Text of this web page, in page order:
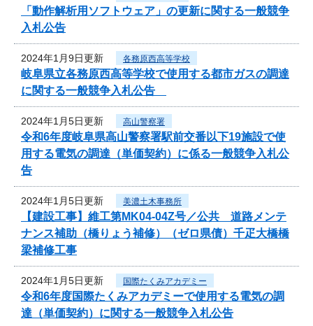
「動作解析用ソフトウェア」の更新に関する一般競争
入札公告
2024年1月9日更新 各務原西高等学校
岐阜県立各務原西高等学校で使用する都市ガスの調達
に関する一般競争入札公告
2024年1月5日更新 高山警察署
令和6年度岐阜県高山警察署駅前交番以下19施設で使
用する電気の調達（単価契約）に係る一般競争入札公
告
2024年1月5日更新 美濃土木事務所
【建設工事】維工第MK04-04Z号／公共 道路メンテ
ナンス補助（橋りょう補修）（ゼロ県債）千疋大橋橋
梁補修工事
2024年1月5日更新 国際たくみアカデミー
令和6年度国際たくみアカデミーで使用する電気の調
達（単価契約）に関する一般競争入札公告